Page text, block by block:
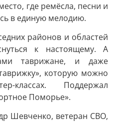
где ремёсла, песни и
в единую мелодию.
районов и областей
к настоящему. А
таврижане, и даже
которую можно
классах. Поддержал
Поморье».
Шевченко, ветеран СВО,